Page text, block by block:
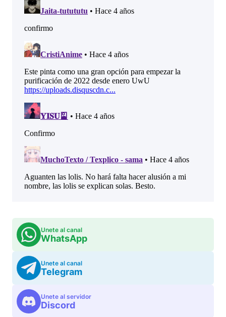
Unete al canal
WhatsApp
Unete al canal
Telegram
Unete al servidor
Discord